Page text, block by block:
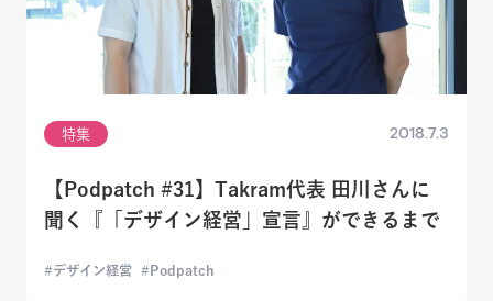
特集 2018.7.3
【Podpatch #31】Takram代表 田川さんに
聞く『「デザイン経営」宣言』ができるまで
デザイン経営 Podpatch